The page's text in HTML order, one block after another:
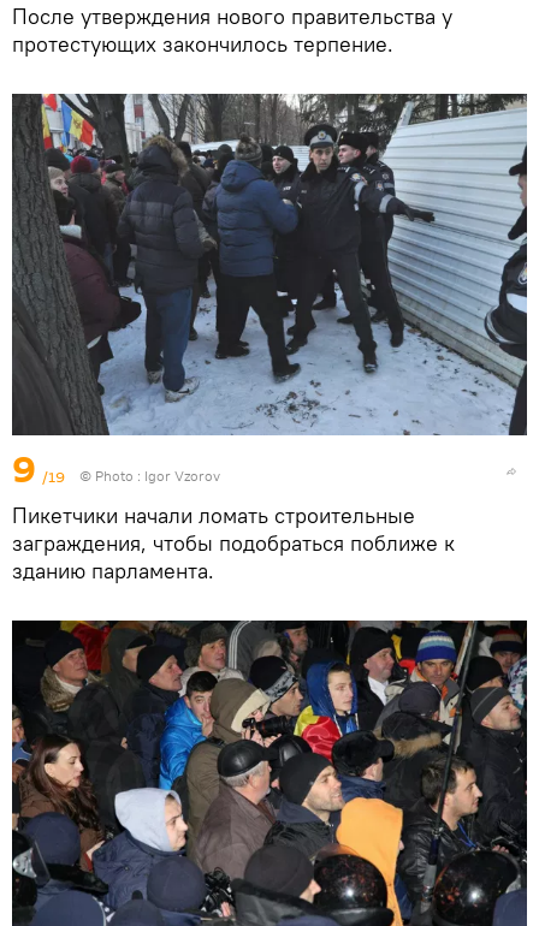
После утверждения нового правительства у
протестующих закончилось терпение.
9 /19 © Photo : Igor Vzorov
Пикетчики начали ломать строительные
заграждения, чтобы подобраться поближе к
зданию парламента.